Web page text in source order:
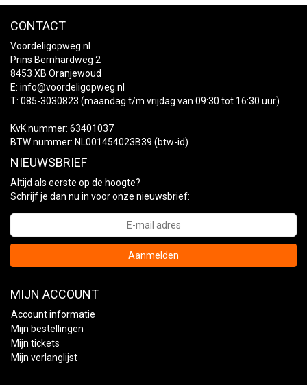
CONTACT
Voordeligopweg.nl
Prins Bernhardweg 2
8453 XB Oranjewoud
E: info@voordeligopweg.nl
T: 085-3030823 (maandag t/m vrijdag van 09:30 tot 16:30 uur)
KvK nummer: 63401037
BTW nummer: NL001454023B39 (btw-id)
NIEUWSBRIEF
Altijd als eerste op de hoogte?
Schrijf je dan nu in voor onze nieuwsbrief:
Aanmelden
MIJN ACCOUNT
Account informatie
Mijn bestellingen
Mijn tickets
Mijn verlanglijst